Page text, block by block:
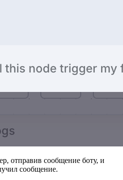
отправив сообщение боту, и
сообщение.